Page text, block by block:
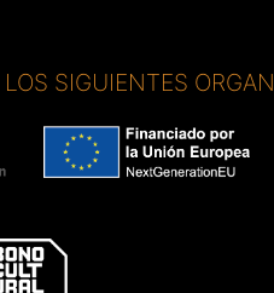
SIGUIENTES